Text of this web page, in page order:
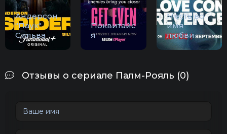
Андерсон
"Паук"
Сильва
Поквитайс
я
Месть во
имя
любви
Отзывы о сериале Палм-Рояль (0)